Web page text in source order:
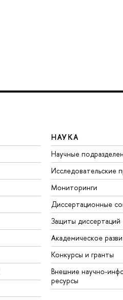
НАУКА
Научные
Исследовательские
Мониторинги
Диссертационные
Защиты диссертаций
Академическое
Конкурсы и гранты
Внешние научно-
ресурсы